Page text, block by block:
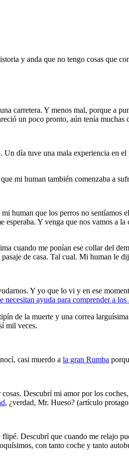
y anda que no tengo cosas que
carretera. Y menos mal, porque a
un poco pronto, aún tenía
día tuve una mala experiencia en
mi human también comenzaba a
human que los perros no sentíamos
Y venga que nos vamos a
cuando me ponían ese collar del
de casa. Tal cual. Mi human le
Y yo que lo vi y en ese
necesitan ayuda para comprender a los
de la muerte y una correa
mil veces.
casi muerdo a la gran Rumba
Descubrí mi amor por los
, ¿verdad, Mr. Hueso? (artículo
Descubrí que cuando me relajo
con tanto coche y tanto